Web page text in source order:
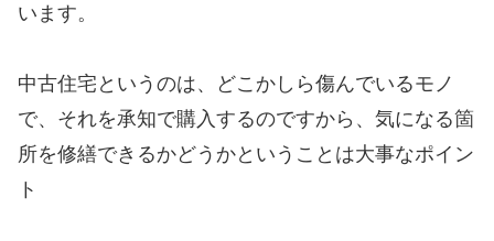
います。
中古住宅というのは、どこかしら傷んでいるモノ
で、それを承知で購入するのですから、気になる箇
所を修繕できるかどうかということは大事なポイン
ト